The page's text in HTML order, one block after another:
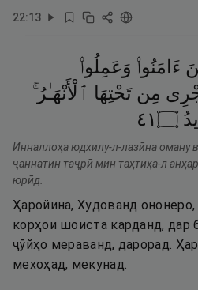
22:13
ءَامَنُوا۟ وَعَمِلُوا۟
مِن تَحْتِهَا ٱلْأَنْهَـٰرُ ۚ
۝١٤
Инналлоҳа юдхилу-л-лазӣна оману
ҷаннатин таҷрӣ мин таҳтиҳа-л
юрӣд.
Ҳаройина, Худованд
корҳои шоиста карданд, дар
ҷӯйҳо мераванд, дарорад.
мехоҳад, мекунад.